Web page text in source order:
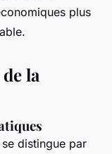
plus
la
se distingue par